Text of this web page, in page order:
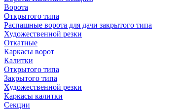
Ворота
Открытого типа
Распашные ворота для дачи закрытого типа
Художественной резки
Откатные
Каркасы ворот
Калитки
Открытого типа
Закрытого типа
Художественной резки
Каркасы калитки
Секции